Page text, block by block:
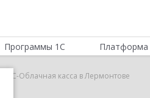
Программы 1С Платформа
1С-Облачная касса в Лермонтове